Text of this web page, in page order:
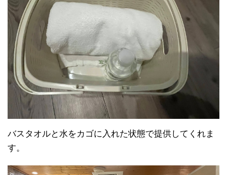
バスタオルと水をカゴに入れた状態で提供してくれま
す。